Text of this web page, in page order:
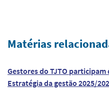
Matérias
Gestores do TJTO participam
Estratégia da gestão 2025/